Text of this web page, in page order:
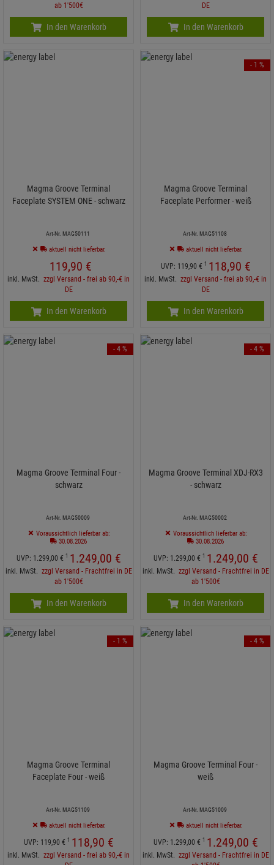
ab 1'500€
In den Warenkorb
DE
In den Warenkorb
Magma Groove Terminal
Faceplate SYSTEM ONE - schwarz
Art-Nr. MAG50111
aktuell nicht lieferbar.
119,90 €
inkl. MwSt. zzgl Versand - frei ab 90,-€ in
DE
In den Warenkorb
Magma Groove Terminal
Faceplate Performer - weiß
Art-Nr. MAG51108
aktuell nicht lieferbar.
UVP: 119, 90 € 1 118,90 €
inkl. MwSt. zzgl Versand - frei ab 90,-€ in
DE
- 1 %
In den Warenkorb
Magma Groove Terminal Four -
schwarz
Art-Nr. MAG50009
Voraussichtlich lieferbar ab:
30.08.2026
UVP: 1.299,00 € 1 1.249,00 €
inkl. MwSt. zzgl Versand - Frachtfrei in DE
ab 1'500€
- 4 %
In den Warenkorb
Magma Groove Terminal XDJ-RX3
- schwarz
Art-Nr. MAG50002
Voraussichtlich lieferbar ab:
30.08.2026
UVP: 1.299,00 € 1 1.249,00 €
inkl. MwSt. zzgl Versand - Frachtfrei in DE
ab 1'500€
- 4 %
In den Warenkorb
Magma Groove Terminal
Faceplate Four - weiß
Art-Nr. MAG51109
aktuell nicht lieferbar.
UVP: 119,90 € 1 118,90 €
inkl. MwSt. zzgl Versand - frei ab 90,-€ in
- 1 %
Magma Groove Terminal Four -
weiß
Art-Nr. MAG51009
aktuell nicht lieferbar.
UVP: 1.299,00 € 1 1.249,00 €
inkl. MwSt. zzgl Versand - Frachtfrei in DE
- 4 %